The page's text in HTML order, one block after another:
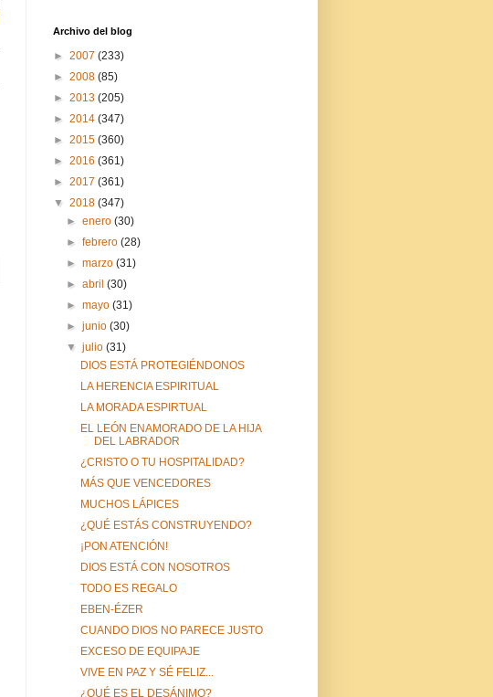
Archivo del blog
► 2007 (233)
► 2008 (85)
► 2013 (205)
► 2014 (347)
► 2015 (360)
► 2016 (361)
► 2017 (361)
▼ 2018 (347)
►enero(30)
►febrero(28)
►marzo(31)
►abril(30)
►mayo(31)
►junio(30)
▼julio(31)
DIOS ESTÁ PROTEGIÉNDONOS
LA HERENCIA ESPIRITUAL
LA MORADA ESPIRTUAL
EL LEÓN ENAMORADO DE LA HIJA
DEL LABRADOR
¿CRISTO O TU HOSPITALIDAD?
MÁS QUE VENCEDORES
MUCHOS LÁPICES
¿QUÉ ESTÁS CONSTRUYENDO?
¡PON ATENCIÓN!
DIOS ESTÁ CON NOSOTROS
TODO ES REGALO
EBEN-ÉZER
CUANDO DIOS NO PARECE JUSTO
EXCESO DE EQUIPAJE
VIVE EN PAZ Y SÉ FELIZ...
¿QUÉ ES EL DESÁNIMO?